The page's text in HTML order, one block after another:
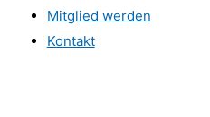
Mitglied werden
Kontakt